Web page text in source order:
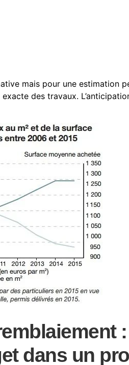
mais pour une estimation
des travaux.
dans un